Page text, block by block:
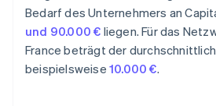
Bedarf des Unternehmers an
und 90.000 € liegen. Für das
France beträgt der
beispielsweise 10.000 €.